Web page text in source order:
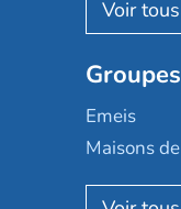
Les
Mobicap
Domusvi
Happy
Emeis
Maisons
Korian